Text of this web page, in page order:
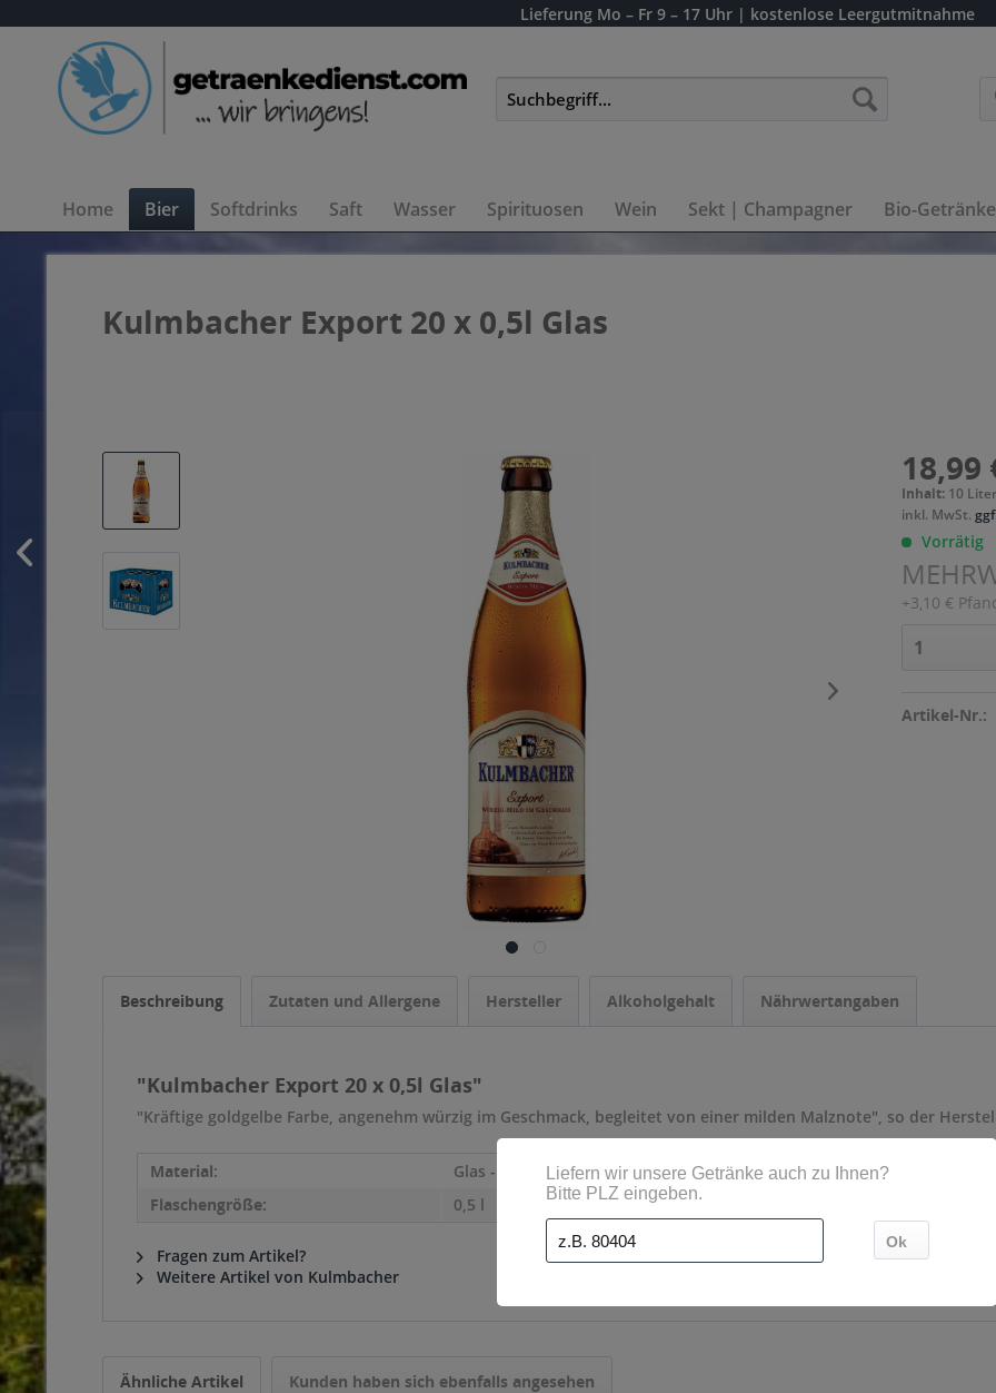
Lieferung Mo – Fr 9 – 17 Uhr | kostenlose Leergutmitnahme
Home Bier Softdrinks Saft Wasser Spirituosen Wein Sekt | Champagner Bio-Getränke
Kulmbacher Export 20 x 0,5l Glas
18,99
Inhalt: 10
inkl. MwSt.
Vorrätig
+3,10 €
Artikel-Nr.:
Beschreibung Zutaten und Allergene Hersteller Alkoholgehalt Nährwertangaben
"Kulmbacher Export 20 x 0,5l Glas"
"Kräftige goldgelbe Farbe, angenehm würzig im Geschmack, begleitet von einer milden Malznote", so der
Material:
Glas - Mehrweg
Flaschengröße:
0,5 l
Fragen zum Artikel?
Weitere Artikel von Kulmbacher
Ähnliche Artikel Kunden haben sich ebenfalls angesehen